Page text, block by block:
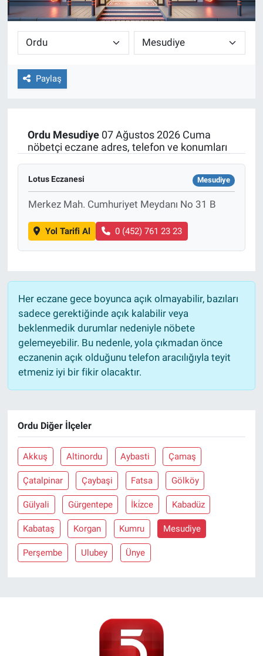
Paylaş
Ordu Mesudiye07 Ağustos 2026 Cuma
nöbetçi eczane adres, telefon ve konumları
Lotus Eczanesi Mesudiye
Merkez Mah. Cumhuriyet Meydanı No 31 B
Yol Tarifi Al 0 (452) 761 23 23
Her eczane gece boyunca açık olmayabilir, bazıları
sadece gerektiğinde açık kalabilir veya
beklenmedik durumlar nedeniyle nöbete
gelemeyebilir. Bu nedenle, yola çıkmadan önce
eczanenin açık olduğunu telefon aracılığıyla teyit
etmeniz iyi bir fikir olacaktır.
Ordu Diğer İlçeler
Akkuş Altinordu Aybasti Çamaş
Çatalpinar Çaybaşi Fatsa Gölköy
Gülyali Gürgentepe İki̇zce Kabadüz
Kabataş Korgan Kumru Mesudiye
Perşembe Ulubey Ünye